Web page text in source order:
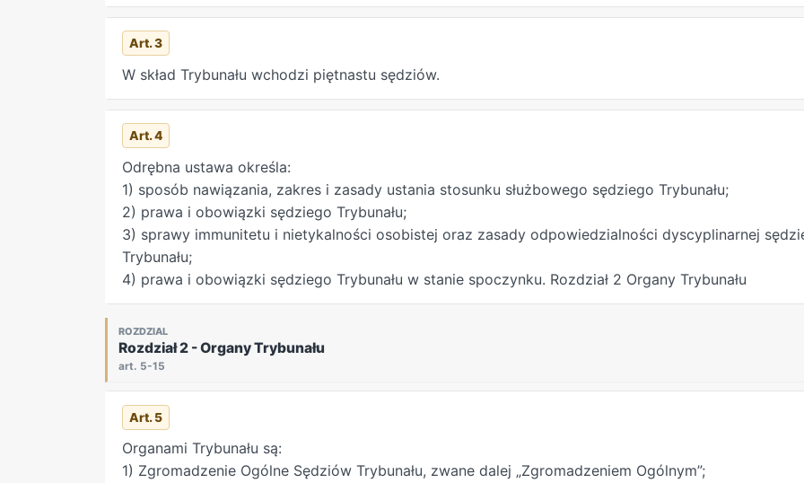
Art. 3
W skład Trybunału wchodzi piętnastu sędziów.
Art. 4
Odrębna ustawa określa:
1) sposób nawiązania, zakres i zasady ustania stosunku służbowego sędziego Trybunału;
2) prawa i obowiązki sędziego Trybunału;
3) sprawy immunitetu i nietykalności osobistej oraz zasady odpowiedzialności dyscyplinarnej
Trybunału;
4) prawa i obowiązki sędziego Trybunału w stanie spoczynku. Rozdział 2 Organy Trybunału
ROZDZIAL
Rozdział 2 - Organy Trybunału
art. 5-15
Art. 5
Organami Trybunału są:
1) Zgromadzenie Ogólne Sędziów Trybunału, zwane dalej „Zgromadzeniem Ogólnym”;